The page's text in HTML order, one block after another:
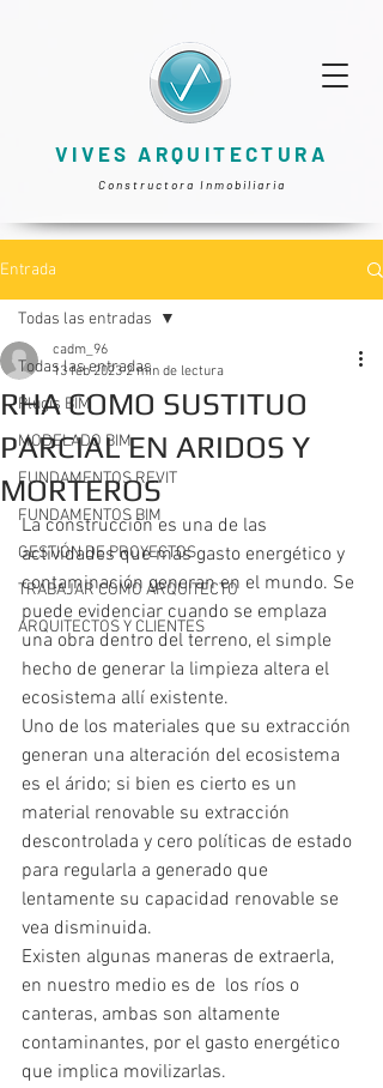
VIVES ARQUITECTURA
Constructora Inmobiliaria
Entrada
Todas las entradas
Plugis BIM
MODELADO BIM
FUNDAMENTOS REVIT
FUNDAMENTOS BIM
GESTIÓN DE PROYECTOS
TRABAJAR COMO ARQUITECTO
ARQUITECTOS Y CLIENTES
Todas las entradas
RHA COMO SUSTITUO
PARCIAL EN ARIDOS Y
MORTEROS
cadm_96
13 feb 2023 2 min de lectura
La construcción es una de las
actividades que más gasto energético y
contaminación generan en el mundo. Se
puede evidenciar cuando se emplaza
una obra dentro del terreno, el simple
hecho de generar la limpieza altera el
ecosistema allí existente.
Uno de los materiales que su extracción
generan una alteración del ecosistema
es el árido; si bien es cierto es un
material renovable su extracción
descontrolada y cero políticas de estado
para regularla a generado que
lentamente su capacidad renovable se
vea disminuida.
Existen algunas maneras de extraerla,
en nuestro medio es de  los ríos o
canteras, ambas son altamente
contaminantes, por el gasto energético
que implica movilizarlas.